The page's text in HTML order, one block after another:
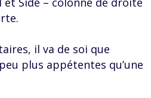
il va de soi que
plus appétentes qu’une